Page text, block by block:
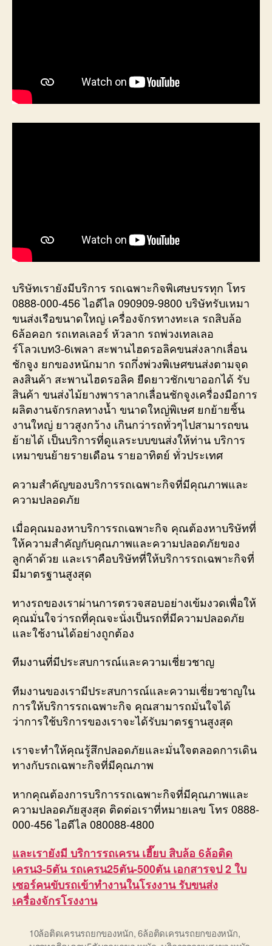
บริษัทเรายังมีบริการ รถเฉพาะกิจพิเศษบรรทุก โทร
0888-000-456 ไอดีไล 090909-9800 บริษัทรับเหมา
ขนส่งเรือขนาดใหญ่ เครื่องจักรทางทะเล รถสิบล้อ
6ล้อคอก รถเทลเลอร์ หัวลาก รถพ่วงเทลเลอ
ร์โลวเบท3-6เพลา สะพานไฮดรอลิคขนส่งลากเลื่อน
ชักจูง ยกของหนักมาก รถกึ่งพ่วงพิเษศขนส่งตามจุด
ลงสินค้า สะพานไฮดรอลิค ยืดยาวชักเขาออกได้ รับ
สินค้า ขนส่งไม้ยางพาราลากเลื่อนชักจูงเครื่องมือการ
ผลิตงานจักรกลทางน้ำ ขนาดใหญ่พิเษศ ยกย้ายชิ้น
งานใหญ่ ยาวสูงกว้าง เกินกว่ารถทั่วๆไปสามารถขน
ย้ายได้ เป็นบริการที่ดูแลระบบขนส่งให้ท่าน บริการ
เหมาขนย้ายรายเดือน รายอาทิตย์ ทั่วประเทศ
ความสำคัญของบริการรถเฉพาะกิจที่มีคุณภาพและ
ความปลอดภัย
เมื่อคุณมองหาบริการรถเฉพาะกิจ คุณต้องหาบริษัทที่
ให้ความสำคัญกับคุณภาพและความปลอดภัยของ
ลูกค้าด้วย และเราคือบริษัทที่ให้บริการรถเฉพาะกิจที่
มีมาตรฐานสูงสุด
ทางรถของเราผ่านการตรวจสอบอย่างเข้มงวดเพื่อให้
คุณมั่นใจว่ารถที่คุณจะนั่งเป็นรถที่มีความปลอดภัย
และใช้งานได้อย่างถูกต้อง
ทีมงานที่มีประสบการณ์และความเชี่ยวชาญ
ทีมงานของเรามีประสบการณ์และความเชี่ยวชาญใน
การให้บริการรถเฉพาะกิจ คุณสามารถมั่นใจได้
ว่าการใช้บริการของเราจะได้รับมาตรฐานสูงสุด
เราจะทำให้คุณรู้สึกปลอดภัยและมั่นใจตลอดการเดิน
ทางกับรถเฉพาะกิจที่มีคุณภาพ
หากคุณต้องการบริการรถเฉพาะกิจที่มีคุณภาพและ
ความปลอดภัยสูงสุด ติดต่อเราที่หมายเลข โทร 0888-
000-456 ไอดีไล 080088-4800
และเรายังมี บริการรถเครน เฮี๊ยบ สิบล้อ 6ล้อติด
เครน3-5ตัน รถเครน25ตัน-500ตัน เอกสารจป 2 ใบ
เซอร์คนขับรถเข้าทำงานในโรงงาน รับขนส่ง
เครื่องจักรโรงงาน
10ล้อติดเครนรถยกของหนัก,6ล้อติดเครนรถยกของหนัก,